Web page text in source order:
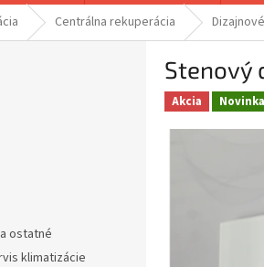
Centrálna rekuperácia
ostatné
klimatizácie
Stenový
Akcia Novinka